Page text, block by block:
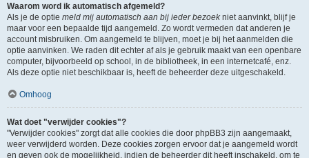
Waarom word ik automatisch afgemeld?
Als je de optie meld mij automatisch aan bij ieder bezoekniet aanvinkt, blijf je
maar voor een bepaalde tijd aangemeld. Zo wordt vermeden dat anderen je
account misbruiken. Om aangemeld te blijven, moet je bij het aanmelden die
optie aanvinken. We raden dit echter af als je gebruik maakt van een openbare
computer, bijvoorbeeld op school, in de bibliotheek, in een internetcafé, enz.
Als deze optie niet beschikbaar is, heeft de beheerder deze uitgeschakeld.
Omhoog
Wat doet "verwijder cookies"?
"Verwijder cookies" zorgt dat alle cookies die door phpBB3 zijn aangemaakt,
weer verwijderd worden. Deze cookies zorgen ervoor dat je aangemeld wordt
en geven ook de mogelijkheid, indien de beheerder dit heeft inschakeld, om te